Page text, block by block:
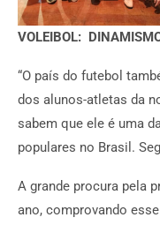
VOLEIBOL:
“O país do futebol
dos alunos-atletas da
sabem que ele é uma
populares no Brasil.
A grande procura pela
ano, comprovando